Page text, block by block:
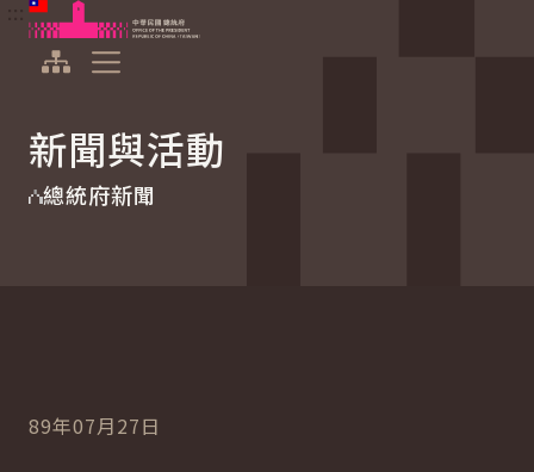
跳到主要內容
中華民國總統府
新聞與活動
總統府新聞
89年07月27日